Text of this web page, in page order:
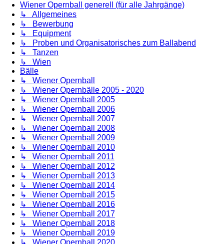
Wiener Opernball generell (für alle Jahrgänge)
↳ Allgemeines
↳ Bewerbung
↳ Equipment
↳ Proben und Organisatorisches zum Ballabend
↳ Tanzen
↳ Wien
Bälle
↳ Wiener Opernball
↳ Wiener Opernbälle 2005 - 2020
↳ Wiener Opernball 2005
↳ Wiener Opernball 2006
↳ Wiener Opernball 2007
↳ Wiener Opernball 2008
↳ Wiener Opernball 2009
↳ Wiener Opernball 2010
↳ Wiener Opernball 2011
↳ Wiener Opernball 2012
↳ Wiener Opernball 2013
↳ Wiener Opernball 2014
↳ Wiener Opernball 2015
↳ Wiener Opernball 2016
↳ Wiener Opernball 2017
↳ Wiener Opernball 2018
↳ Wiener Opernball 2019